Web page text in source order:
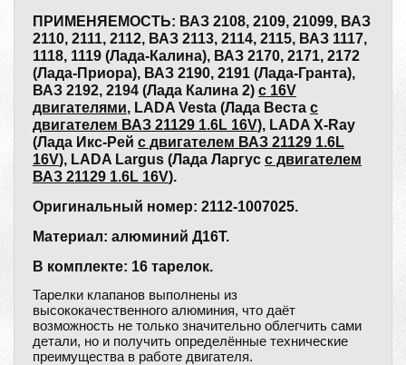
ПРИМЕНЯЕМОСТЬ: ВАЗ 2108, 2109, 21099, ВАЗ
2110, 2111, 2112, ВАЗ 2113, 2114, 2115, ВАЗ 1117,
1118, 1119 (Лада-Калина), ВАЗ 2170, 2171, 2172
(Лада-Приора), ВАЗ 2190, 2191 (Лада-Гранта),
ВАЗ 2192, 2194 (Лада Калина 2) с 16V
двигателями, LADA Vesta (Лада Веста с
двигателем ВАЗ 21129 1.6L 16V), LADA X-Ray
(Лада Икс-Рей c двигателем ВАЗ 21129 1.6L
16V), LADA Largus (Лада Ларгус с двигателем
ВАЗ 21129 1.6L 16V).
Оригинальный номер: 2112-1007025.
Материал: алюминий Д16Т.
В комплекте: 16 тарелок.
Тарелки клапанов выполнены из
высококачественного алюминия, что даёт
возможность не только значительно облегчить сами
детали, но и получить определённые технические
преимущества в работе двигателя.